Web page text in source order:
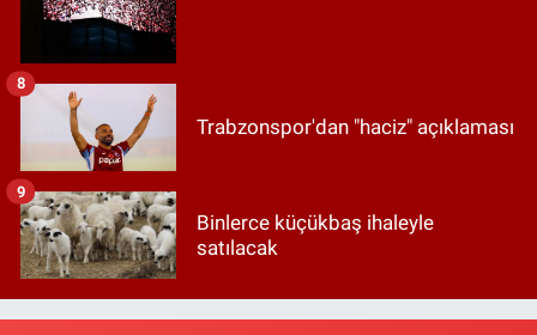
Trabzonspor'dan "haciz" açıklaması
8
Binlerce küçükbaş ihaleyle
satılacak
9